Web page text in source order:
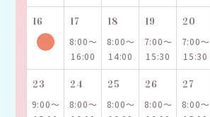
16
17
8:00～
16:00
18
8:00～
14:00
19
7:00～
15:30
20
7:00～
15:30
23
9:00～
24
8:00～
25
8:00～
26
8:00～
27
8:00～